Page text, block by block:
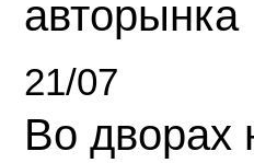
авторынка
21/07
Во дворах